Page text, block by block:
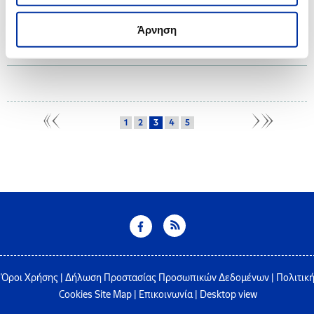
Άρνηση
Ο Όμιλος ΕΛΛΗΝΙΚΑ ΠΕΤΡΕΛΑΙΑ, στο πλαίσιο του Προγράμματος Εταιρικής
Αριστούχους Απόφοιτους Γενικών Ενιαίων και Επαγγελματικών Λυκείων
των ετών 2021 και 2022, από τους όμορους δήμους.
1 2 3 4 5
Όροι Χρήσης Δήλωση Προστασίας Προσωπικών Δεδομένων
Πολιτική
Cookies Site Map| Επικοινωνία| Desktop view